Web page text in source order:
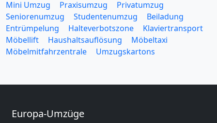
Mini Umzug
Praxisumzug
Privatumzug
Seniorenumzug
Studentenumzug
Beiladung
Entrümpelung
Halteverbotszone
Klaviertransport
Möbellift
Haushaltsauflösung
Möbeltaxi
Möbelmitfahrzentrale
Umzugskartons
Europa-Umzüge